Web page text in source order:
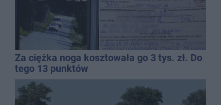
Za ciężka noga kosztowała go 3 tys. zł. Do
tego 13 punktów